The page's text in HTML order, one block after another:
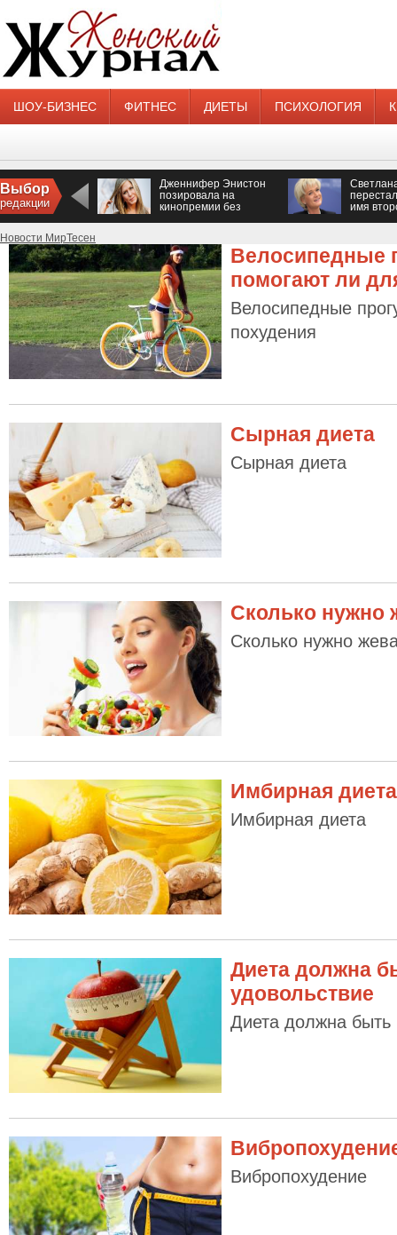
ШОУ-БИЗНЕС ФИТНЕС ДИЕТЫ ПСИХОЛОГИЯ
Выбор
редакции
Дженнифер Энистон
позировала на
кинопремии без
имя
Новости МирТесен
Велосипедные
помогают ли
Велосипедные
похудения
Сырная диета
Сырная диета
Сколько нужно
Сколько нужно
Имбирная диета
Имбирная диета
Диета должна
удовольствие
Диета должна быть
Вибропохудение